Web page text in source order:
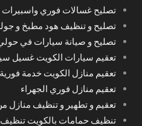
تصليح غسالات فوري واسبيرات
تصليح و تنظيف هود مطبخ و
تصليح و صيانة سيارات في
تعقيم سيارات الكويت غسيل
تعقيم منازل الكويت خدمة فورية65781212
تعقيم منازل فوري الجهراء
تعقيم و تطهير و تنظيف منازل
تنظيف حمامات بالكويت